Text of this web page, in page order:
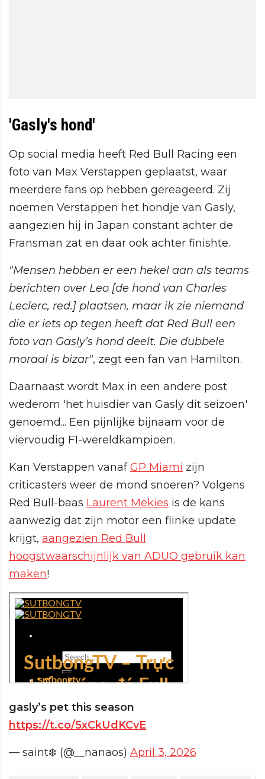
'Gasly's hond'
Op social media heeft Red Bull Racing een
foto van Max Verstappen geplaatst, waar
meerdere fans op hebben gereageerd. Zij
noemen Verstappen het hondje van Gasly,
aangezien hij in Japan constant achter de
Fransman zat en daar ook achter finishte.
"Mensen hebben er een hekel aan als teams
berichten over Leo [de hond van Charles
Leclerc, red.] plaatsen, maar ik zie niemand
die er iets op tegen heeft dat Red Bull een
foto van Gasly’s hond deelt. Die dubbele
moraal is bizar", zegt een fan van Hamilton.
Daarnaast wordt Max in een andere post
wederom 'het huisdier van Gasly dit seizoen'
genoemd... Een pijnlijke bijnaam voor de
viervoudig F1-wereldkampioen.
Kan Verstappen vanafGP Miami zijn
criticasters weer de mond snoeren? Volgens
Red Bull-baas Laurent Mekies is de kans
aanwezig dat zijn motor een flinke update
krijgt, aangezien Red Bull
hoogstwaarschijnlijk van ADUO gebruik kan
maken!
gasly’s pet this season
https://t.co/5xCkUdKCvE
— saint❄️ (@__nanaos) April 3, 2026